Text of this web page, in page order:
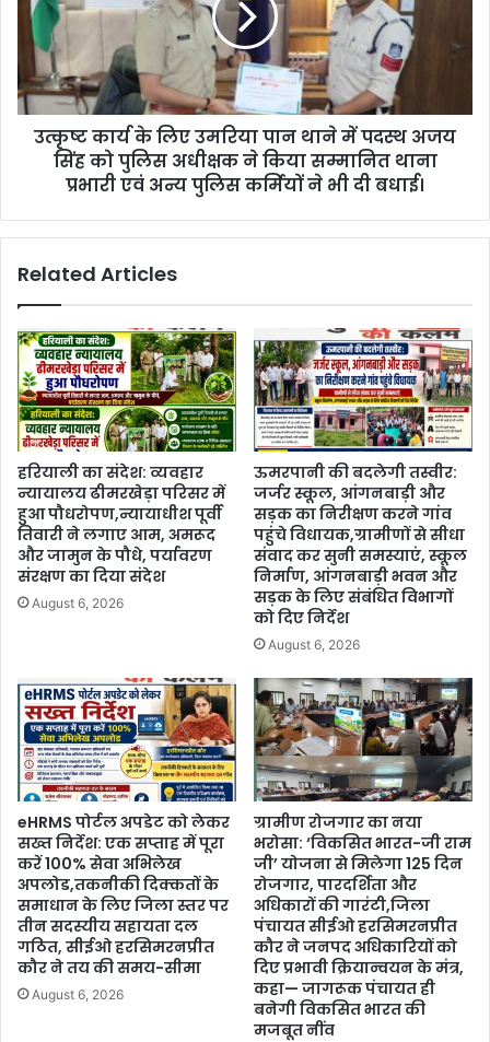
उत्कृष्ट कार्य के लिए उमरिया पान थाने में पदस्थ अजय
सिंह को पुलिस अधीक्षक ने किया सम्मानित थाना
प्रभारी एवं अन्य पुलिस कर्मियों ने भी दी बधाई।
Related Articles
हरियाली का संदेश: व्यवहार
न्यायालय ढीमरखेड़ा परिसर में
हुआ पौधरोपण,न्यायाधीश पूर्वी
तिवारी ने लगाए आम, अमरूद
और जामुन के पौधे, पर्यावरण
संरक्षण का दिया संदेश
August 6, 2026
ऊमरपानी की बदलेगी तस्वीर:
जर्जर स्कूल, आंगनबाड़ी और
सड़क का निरीक्षण करने गांव
पहुंचे विधायक,ग्रामीणों से सीधा
संवाद कर सुनी समस्याएं, स्कूल
निर्माण, आंगनबाड़ी भवन और
सड़क के लिए संबंधित विभागों
को दिए निर्देश
August 6, 2026
eHRMS पोर्टल अपडेट को लेकर
सख्त निर्देश: एक सप्ताह में पूरा
करें 100% सेवा अभिलेख
अपलोड,तकनीकी दिक्कतों के
समाधान के लिए जिला स्तर पर
तीन सदस्यीय सहायता दल
गठित, सीईओ हरसिमरनप्रीत
कौर ने तय की समय-सीमा
August 6, 2026
ग्रामीण रोजगार का नया
भरोसा: ‘विकसित भारत-जी राम
जी’ योजना से मिलेगा 125 दिन
रोजगार, पारदर्शिता और
अधिकारों की गारंटी,जिला
पंचायत सीईओ हरसिमरनप्रीत
कौर ने जनपद अधिकारियों को
दिए प्रभावी क्रियान्वयन के मंत्र,
कहा— जागरूक पंचायत ही
बनेगी विकसित भारत की
मजबूत नींव